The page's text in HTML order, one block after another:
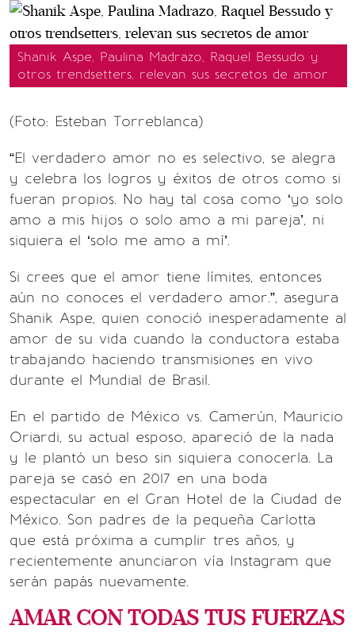
Shanik Aspe, Paulina Madrazo, Raquel Bessudo y
otros trendsetters, relevan sus secretos de amor
(Foto: Esteban Torreblanca)
“El verdadero amor no es selectivo, se alegra
y celebra los logros y éxitos de otros como si
fueran propios. No hay tal cosa como ‘yo solo
amo a mis hijos o solo amo a mi pareja’, ni
siquiera el ‘solo me amo a mí’.
Si crees que el amor tiene límites, entonces
aún no conoces el verdadero amor.”, asegura
Shanik Aspe, quien conoció inesperadamente al
amor de su vida cuando la conductora estaba
trabajando haciendo transmisiones en vivo
durante el Mundial de Brasil.
En el partido de México vs. Camerún, Mauricio
Oriardi, su actual esposo, apareció de la nada
y le plantó un beso sin siquiera conocerla. La
pareja se casó en 2017 en una boda
espectacular en el Gran Hotel de la Ciudad de
México. Son padres de la pequeña Carlotta
que está próxima a cumplir tres años, y
recientemente anunciaron vía Instagram que
serán papás nuevamente.
AMAR CON TODAS TUS FUERZAS